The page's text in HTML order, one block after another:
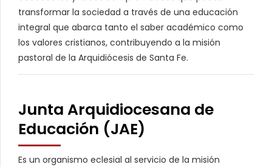
transformar la sociedad a través de una educación
integral que abarca tanto el saber académico como
los valores cristianos, contribuyendo a la misión
pastoral de la Arquidiócesis de Santa Fe.
Junta Arquidiocesana de
Educación (JAE)
Es un organismo eclesial al servicio de la misión